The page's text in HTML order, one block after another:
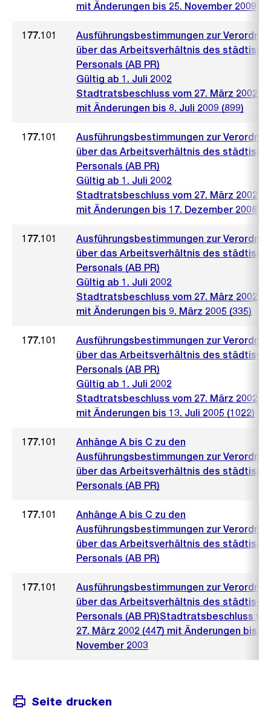
mit Änderungen bis 25. November 2009
177.101
Ausführungsbestimmungen zur
über das Arbeitsverhältnis des
Personals (AB PR)
Gültig ab 1. Juli 2002
Stadtratsbeschluss vom 27. März 2002
mit Änderungen bis 8. Juli 2009 (899)
177.101
Ausführungsbestimmungen zur
über das Arbeitsverhältnis des
Personals (AB PR)
Gültig ab 1. Juli 2002
Stadtratsbeschluss vom 27. März 2002
mit Änderungen bis 17. Dezember 2008
177.101
Ausführungsbestimmungen zur
über das Arbeitsverhältnis des
Personals (AB PR)
Gültig ab 1. Juli 2002
Stadtratsbeschluss vom 27. März 2002
mit Änderungen bis 9. März 2005 (335)
177.101
Ausführungsbestimmungen zur
über das Arbeitsverhältnis des
Personals (AB PR)
Gültig ab 1. Juli 2002
Stadtratsbeschluss vom 27. März 2002
mit Änderungen bis 13. Juli 2005 (1022)
177.101
Anhänge A bis C zu den
Ausführungsbestimmungen zur
über das Arbeitsverhältnis des
Personals (AB PR)
177.101
Anhänge A bis C zu den
Ausführungsbestimmungen zur
über das Arbeitsverhältnis des
Personals (AB PR)
177.101
Ausführungsbestimmungen zur
über das Arbeitsverhältnis des
Personals (AB PR)Stadtratsbeschluss
27. März 2002 (447) mit Änderungen bis
November 2003
Seite drucken